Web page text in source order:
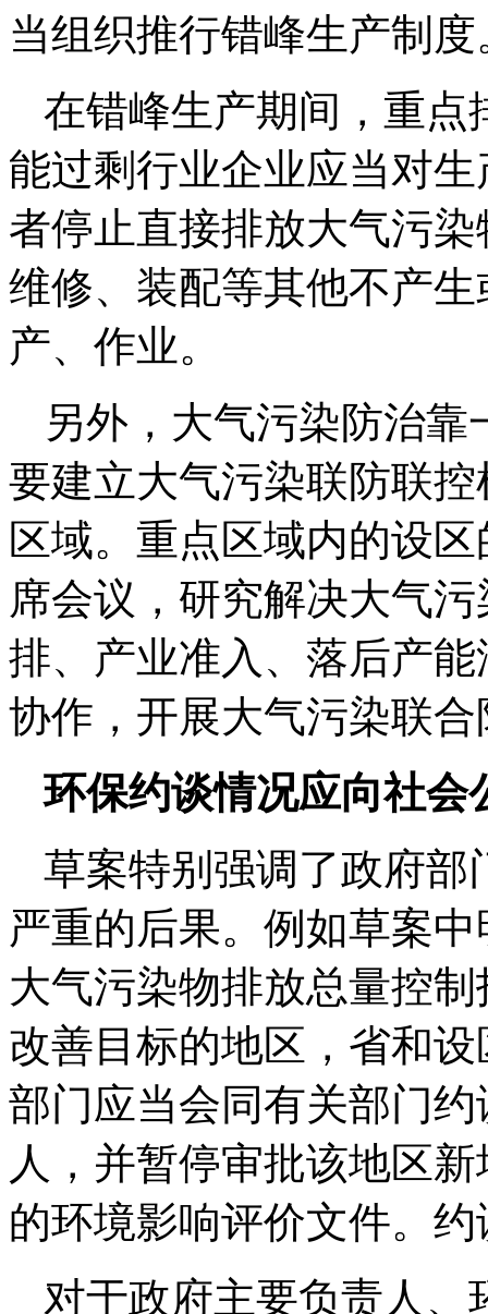
当组织推行错峰生产制度
在错峰生产期间，重点
能过剩行业企业应当对
者停止直接排放大气污
维修、装配等其他不产
产、作业。
另外，大气污染防治
要建立大气污染联防联
区域。重点区域内的设
席会议，研究解决大气
排、产业准入、落后产
协作，开展大气污染联合
环保约谈情况应向社会
草案特别强调了政府部
严重的后果。例如草案
大气污染物排放总量控
改善目标的地区，省和
部门应当会同有关部门
人，并暂停审批该地区
的环境影响评价文件。
对于政府主要负责人